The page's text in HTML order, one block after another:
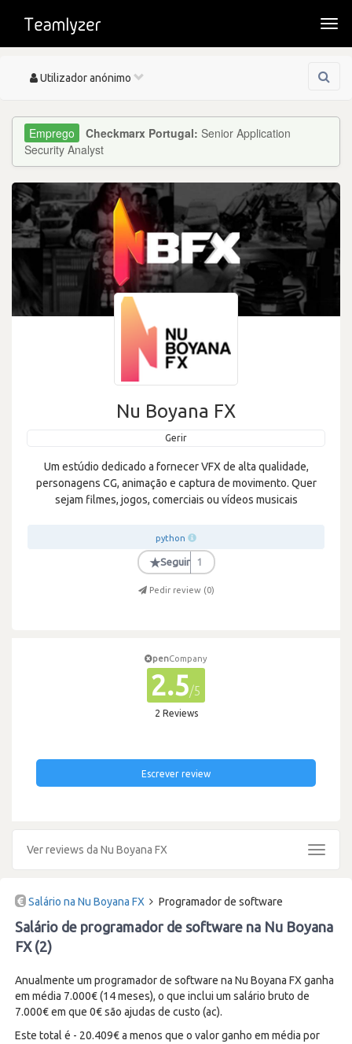
Toggle
Utilizador anónimo
Checkmarx Portugal: Senior Application
Security Analyst
Nu Boyana FX
Gerir
Um estúdio dedicado a fornecer VFX de alta qualidade,
personagens CG, animação e captura de movimento. Quer
sejam filmes, jogos, comerciais ou vídeos musicais
python
★Seguir 1
Pedir review (0)
penCompany
2.5/5
2 Reviews
Escrever review
Ver reviews da Nu Boyana FX
Toggle
Salário na Nu Boyana FX Programador de software
Salário de programador de software na Nu Boyana
FX (2)
Anualmente um programador de software na Nu Boyana FX ganha
em média 7.000€ (14 meses), o que inclui um salário bruto de
7.000€ em que 0€ são ajudas de custo (ac).
Este total é - 20.409€ a menos que o valor ganho em média por